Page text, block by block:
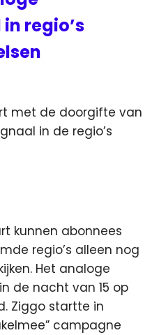
regio’s
met de doorgifte van
in de regio’s
kunnen abonnees
regio’s alleen nog
Het analoge
de nacht van 15 op
Ziggo startte in
campagne